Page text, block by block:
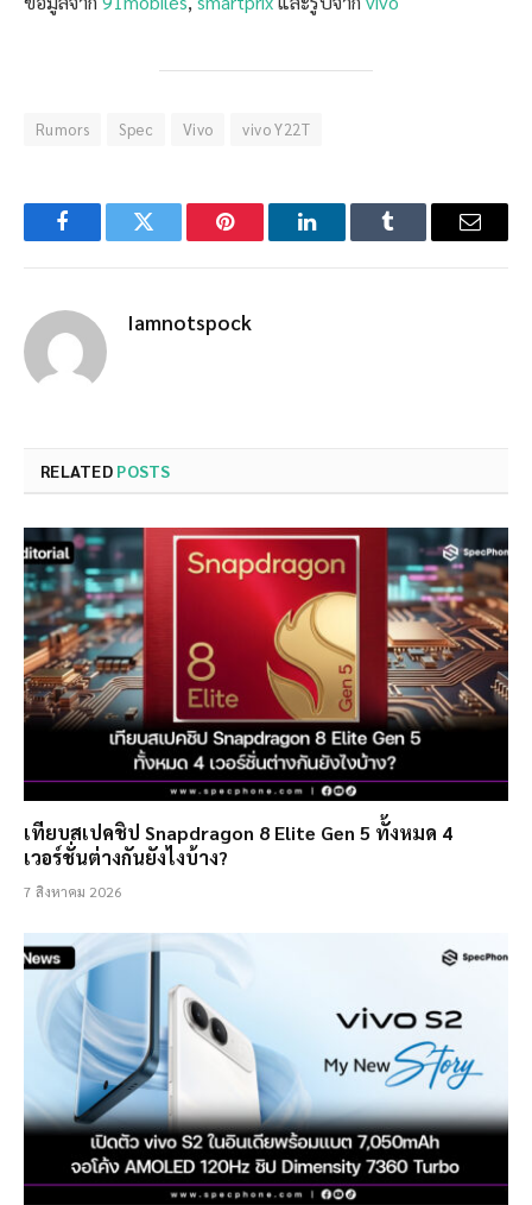
Rumors Spec Vivo vivo Y22T
FacebookTwitter Pinterest LinkedInTumblr Email
Iamnotspock
RELATED POSTS
เทียบสเปคชิป Snapdragon 8 Elite Gen 5 ทั้งหมด 4
เวอร์ชั่นต่างกันยังไงบ้าง?
7 สิงหาคม 2026